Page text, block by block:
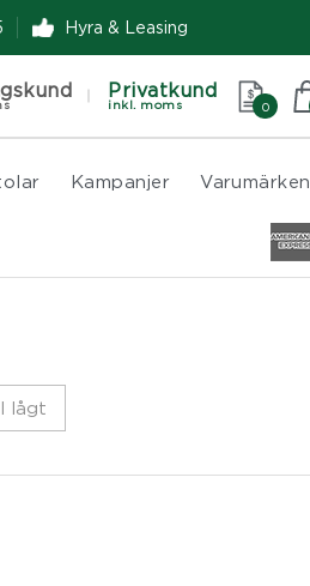
Hyra & Leasing
Privatkund
inkl. moms 0
Kampanjer Varumärken
lågt